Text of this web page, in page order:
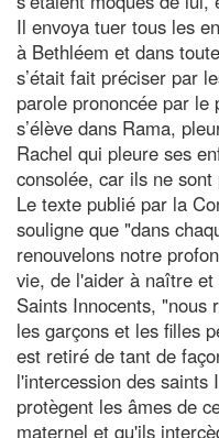
Il envoya tuer tous les
à Bethléem et dans
s’était fait préciser par
parole prononcée par
s’élève dans Rama,
Rachel qui pleure ses
consolée, car ils ne
Le texte publié par la
souligne que "dans
renouvelons notre
vie, de l'aider à naître
Saints Innocents, "nous
les garçons et les filles
est retiré de tant de
l'intercession des saints
protègent les âmes de
maternel et qu'ils